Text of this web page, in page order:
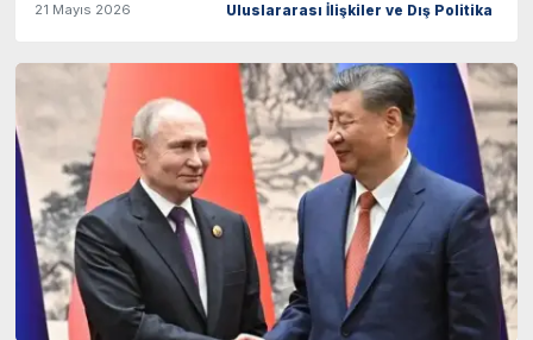
21 Mayıs 2026 Uluslararası İlişkiler ve Dış Politika